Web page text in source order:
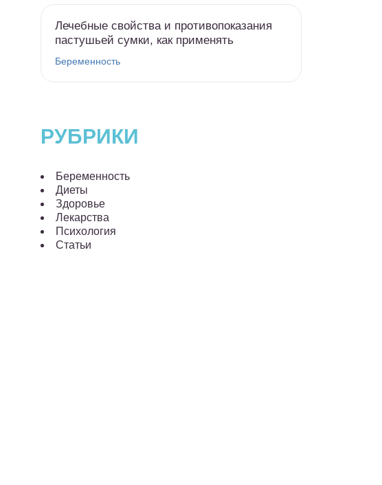
Лечебные свойства и противопоказания
пастушьей сумки, как применять
Беременность
РУБРИКИ
Беременность
Диеты
Здоровье
Лекарства
Психология
Статьи